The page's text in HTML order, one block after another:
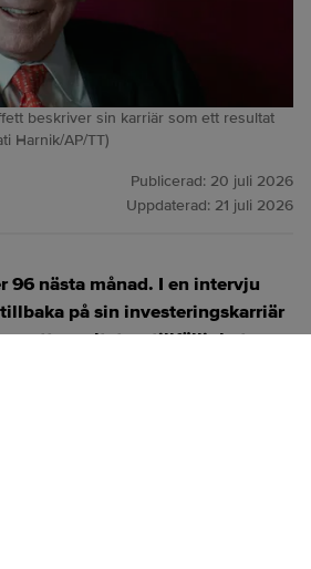
beskriver sin karriär som ett resultat
Harnik/AP/TT)
Publicerad: 20 juli 2026
Uppdaterad: 21 juli 2026
96 nästa månad. I en intervju
på sin investeringskarriär
ett resultat av tillfälligheter.